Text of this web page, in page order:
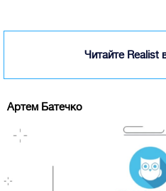
Читайте Realist
Артем Батечко